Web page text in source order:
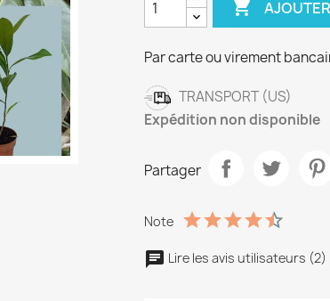

Par carte ou virement
TRANSPORT (US)
Expédition non disponible
Partager
Note
Lire les avis utilisateurs (2)